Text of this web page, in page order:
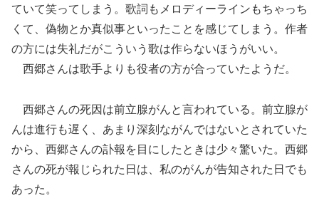
ていて笑ってしまう。歌詞もメロディーラインもちゃっち
くて、偽物とか真似事といったことを感じてしまう。作者
の方には失礼だがこういう歌は作らないほうがいい。
西郷さんは歌手よりも役者の方が合っていたようだ。
西郷さんの死因は前立腺がんと言われている。前立腺が
んは進行も遅く、あまり深刻ながんではないとされていた
から、西郷さんの訃報を目にしたときは少々驚いた。西郷
さんの死が報じられた日は、私のがんが告知された日でも
あった。